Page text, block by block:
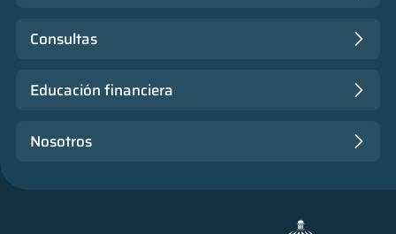
Consultas
Educación financiera
Nosotros